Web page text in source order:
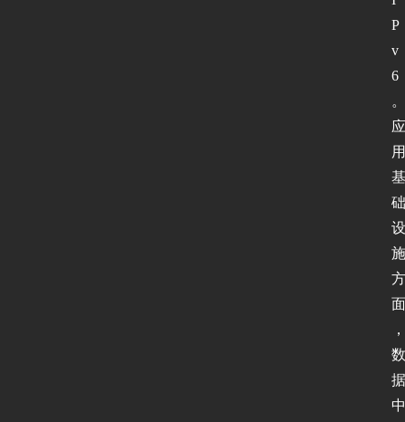
P
v
6
。
应
用
基
础
设
施
方
面
，
数
据
中